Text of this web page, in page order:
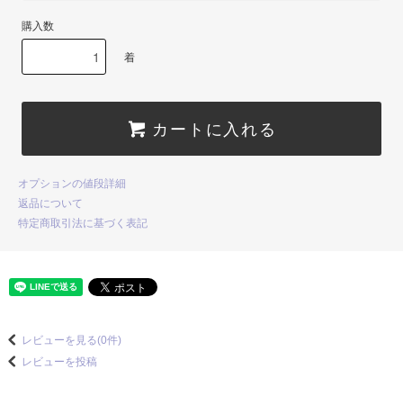
購入数
着
カートに入れる
オプションの値段詳細
返品について
特定商取引法に基づく表記
レビューを見る(0件)
レビューを投稿